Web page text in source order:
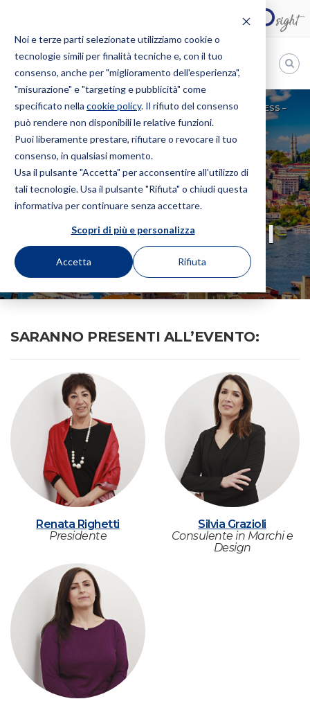
Noi e terze parti selezionate utilizziamo cookie o
tecnologie simili per finalità tecniche e, con il tuo
consenso, anche per "miglioramento dell'esperienza",
"misurazione" e "targeting e pubblicità" come
specificato nella cookie policy. Il rifiuto del consenso
può rendere non disponibili le relative funzioni.
Puoi liberamente prestare, rifiutare o revocare il tuo
consenso, in qualsiasi momento.
Usa il pulsante "Accetta" per acconsentire all'utilizzo di
tali tecnologie. Usa il pulsante "Rifiuta" o chiudi questa
informativa per continuare senza accettare.
Scopri di più e personalizza
Accetta Rifiuta
Bugnion
The
way
HOME EVENTI CONVEGNO
2023 AIPPI WORLD CONGRESS –
ISTANBUL
2023 AIPPI World
Congress – Istanbul
SARANNO PRESENTI ALL’EVENTO:
Renata Righetti
Presidente
Silvia Grazioli
Consulente in Marchi e
Design